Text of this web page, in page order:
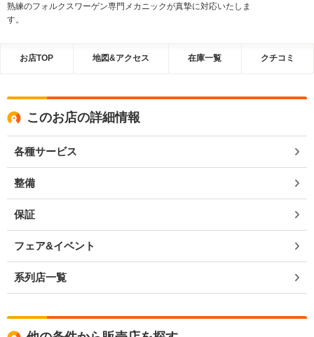
熟練のフォルクスワーゲン専門メカニックが真摯に対応いたしま
す。
お店TOP 地図&アクセス 在庫一覧 クチコミ
このお店の詳細情報
各種サービス
整備
保証
フェア&イベント
系列店一覧